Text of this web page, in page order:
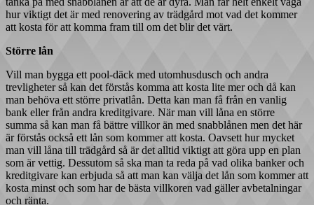
hur viktigt det är med renovering av trädgård mot vad det kommer
att kosta för att komma fram till om det blir det värt.
Större lån
Vill man bygga ett pool-däck med utomhusdusch och andra
trevligheter så kan det förstås komma att kosta lite mer och då kan
man behöva ett större privatlån. Detta kan man få från en vanlig
bank eller från andra kreditgivare. När man vill låna en större
summa så kan man få bättre villkor än med snabblånen men det här
är förstås också ett lån som kommer att kosta. Oavsett hur mycket
man vill låna till trädgård så är det alltid viktigt att göra upp en plan
som är vettig. Dessutom så ska man ta reda på vad olika banker och
kreditgivare kan erbjuda så att man kan välja det lån som kommer att
kosta minst och som har de bästa villkoren vad gäller avbetalningar
och ränta.